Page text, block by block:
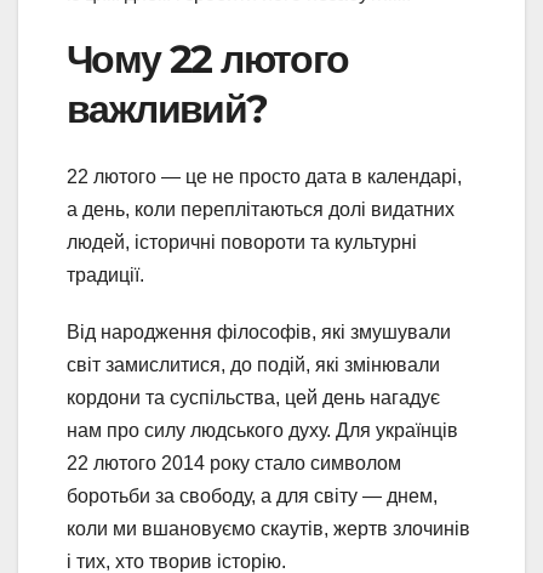
Чому 22 лютого
важливий?
22 лютого — це не просто дата в календарі,
а день, коли переплітаються долі видатних
людей, історичні повороти та культурні
традиції.
Від народження філософів, які змушували
світ замислитися, до подій, які змінювали
кордони та суспільства, цей день нагадує
нам про силу людського духу. Для українців
22 лютого 2014 року стало символом
боротьби за свободу, а для світу — днем,
коли ми вшановуємо скаутів, жертв злочинів
і тих, хто творив історію.